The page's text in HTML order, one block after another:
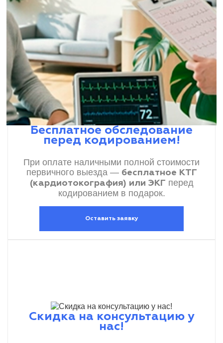
Бесплатное обследование
перед кодированием!
При оплате наличными полной стоимости
первичного выезда — бесплатное КТГ
(кардиотокография) или ЭКГ перед
кодированием в подарок.
Оставить заявку
Скидка на консультацию у
нас!